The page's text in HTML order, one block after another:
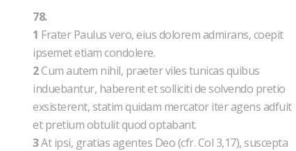
78.
1 Frater Paulus vero, eius dolorem admirans, coepit
ipsemet etiam condolere.
2Cum autem nihil, praeter viles tunicas quibus
induebantur, haberent et solliciti de solvendo pretio
exsisterent, statim quidam mercator iter agens adfuit
et pretium obtulit quod optabant.
3At ipsi, gratias agentes Deo (cfr. Col 3,17), suscepta